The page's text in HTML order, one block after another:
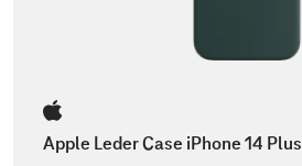
Apple Leder Case iPhone 14 Plus